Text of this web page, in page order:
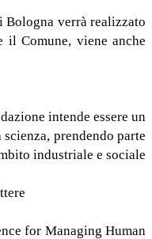
Bologna verrà realizzato
Comune, viene anche
intende essere un
prendendo parte
industriale e sociale
for Managing Human